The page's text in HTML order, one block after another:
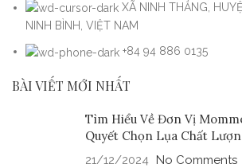
XÃ NINH THẮNG,
NINH BÌNH, VIỆT NAM
+84 94 886 0135
BÀI VIẾT MỚI NHẤT
Tìm Hiểu Về Đơn Vị
Quyết Chọn Lụa Chất
21/12/2024 No Comments